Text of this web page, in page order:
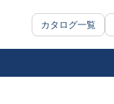
カタログ一覧